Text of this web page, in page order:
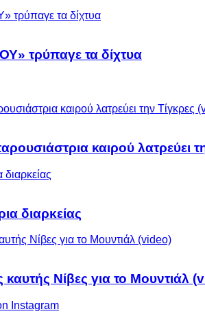
τρύπαγε τα δίχτυα
καιρού λατρεύει
διαρκείας
καυτής Νίβες για το Μουντιάλ
Instagram